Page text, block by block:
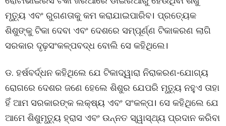
ମୃତ୍ୟୁ ଏବଂ ରୁଗଣତାକୁ କମ କରାଯାଇପାରିବ। ପ୍ରତ୍ୟେକ
ଶିଶୁଙ୍କୁ ଟିକା ଦେବା ଏବଂ ଦେଶରେ ସମ୍ପୂର୍ଣ୍ଣ ଟିକାକରଣ ଲାଗି
ସରକାର ଦୃଢ଼ସଂକଳ୍ପବଦ୍ଧ ବୋଲି ସେ କହିଥିଲେ।
ଡ. ହର୍ଷବର୍ଦ୍ଧନ କହିଥିଲେ ଯେ ଟିକାଦ୍ୱାରା ନିରାକରଣ-ଯୋଗ୍ୟ
ରୋଗରେ ଦେଶର ଜଣେ ହେଲେ ଶିଶୁର ଯେପରି ମୃତ୍ୟୁ ନହୁଏ ତାହା
ହିଁ ଆମ ସରକାରଙ୍କ ଲକ୍ଷ୍ୟ ଏବଂ ସଂକଳ୍ପ। ସେ କହିଥିଲେ ଯେ
ଆମେ ଶିଶୁମୃତ୍ୟୁ ହ୍ରାସ ଏବଂ ଉନ୍ନତ ସ୍ୱାସ୍ଥ୍ୟ ପ୍ରଦାନ କରିବା